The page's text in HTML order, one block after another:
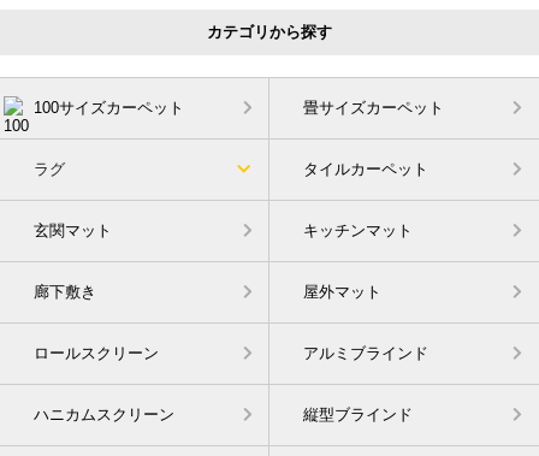
カテゴリから探す
100サイズカーペット 畳サイズカーペット
ラグ タイルカーペット
玄関マット キッチンマット
廊下敷き 屋外マット
ロールスクリーン アルミブラインド
ハニカムスクリーン 縦型ブラインド